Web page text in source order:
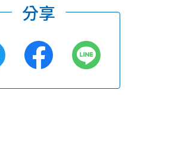
分享